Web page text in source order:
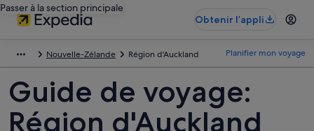
Passer à la section principale
Obtenir l’appli
Nouvelle-Zélande Région d'Auckland Planifier mon voyage
Guide de voyage:
Région d'Auckland